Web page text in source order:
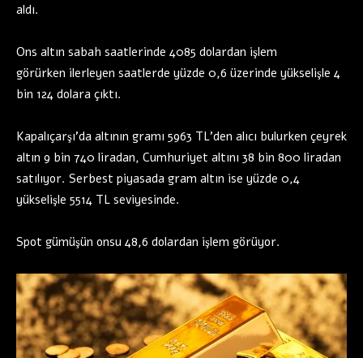
aldı.
Ons altın sabah saatlerinde 4085 dolardan işlem
görürken ilerleyen saatlerde yüzde 0,6 üzerinde yükselişle 4
bin 124 dolara çıktı.
Kapalıçarşı’da altının gramı 5963 TL’den alıcı bulurken çeyrek
altın 9 bin 740 liradan, Cumhuriyet altını 38 bin 800 liradan
satılıyor. Serbest piyasada gram altın ise yüzde 0,4
yükselişle 5514 TL seviyesinde.
Spot gümüşün onsu 48,6 dolardan işlem görüyor.